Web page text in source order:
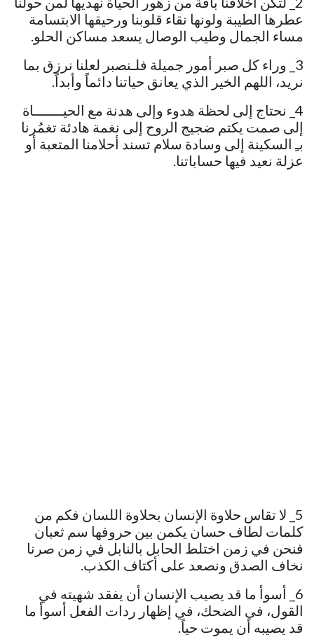
عطرها الطيبة ولونها نقاء قلوبنا ورحيقها الابتسامة
مساء الجمال وطيب الوصال يسعد مساكن الحلو.
3_ وراء كل صبر أمور جميلة فلـنصبر لعلنا نرزق بما
نريد، اللهم الخير الذي يعانق حياتنا دائماً وأبداً.
4_ نحتاج إلى لحظة هدوء وإلى هدنة مع الحيـــــــاة
إلى صمت يكتم ضجيج الروح إلى نغمة هادئة تغمُرنا
بـِ السكينة إلى وسادة سلام تسند أحلامنا المتعبة أو
عزلة نعيد فيها حساباتنا.
5_ لا تقاس حلاوة الإنسان بحلاوة اللسان فكم من
كلمات لطاف حسان يكمن بين حروفها سم ثعبان
فنحن في زمن اختلط الحابل بالنابل في زمن صرنا
نخاف الصدق ونصعد على أكتاف الكذب.
6_ أسوأ ما قد يصيب الإنسان أن يفقد شهيته في
القول، في الضحك، في إظهار ردات الفعل أسوأ ما
قد يصيبه أن يموت حياً.